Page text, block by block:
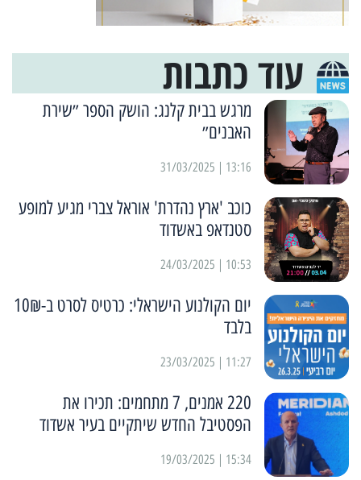
עוד כתבות
מרגש בבית קלנג: הושק הספר ״שירת
האבנים״
13:16 | 31/03/2025
כוכב 'ארץ נהדרת' אוראל צברי מגיע למופע
סטנדאפ באשדוד
10:53 | 24/03/2025
יום הקולנוע הישראלי: כרטיס לסרט ב-10₪
בלבד
11:27 | 23/03/2025
220 אמנים, 7 מתחמים: תכירו את
הפסטיבל החדש שיתקיים בעיר אשדוד
15:34 | 19/03/2025